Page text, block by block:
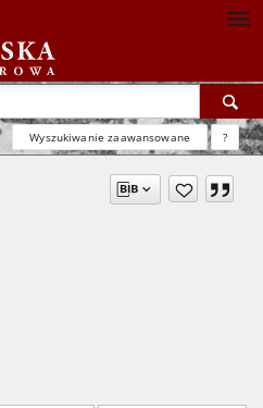
Wyszukiwanie zaawansowane ?